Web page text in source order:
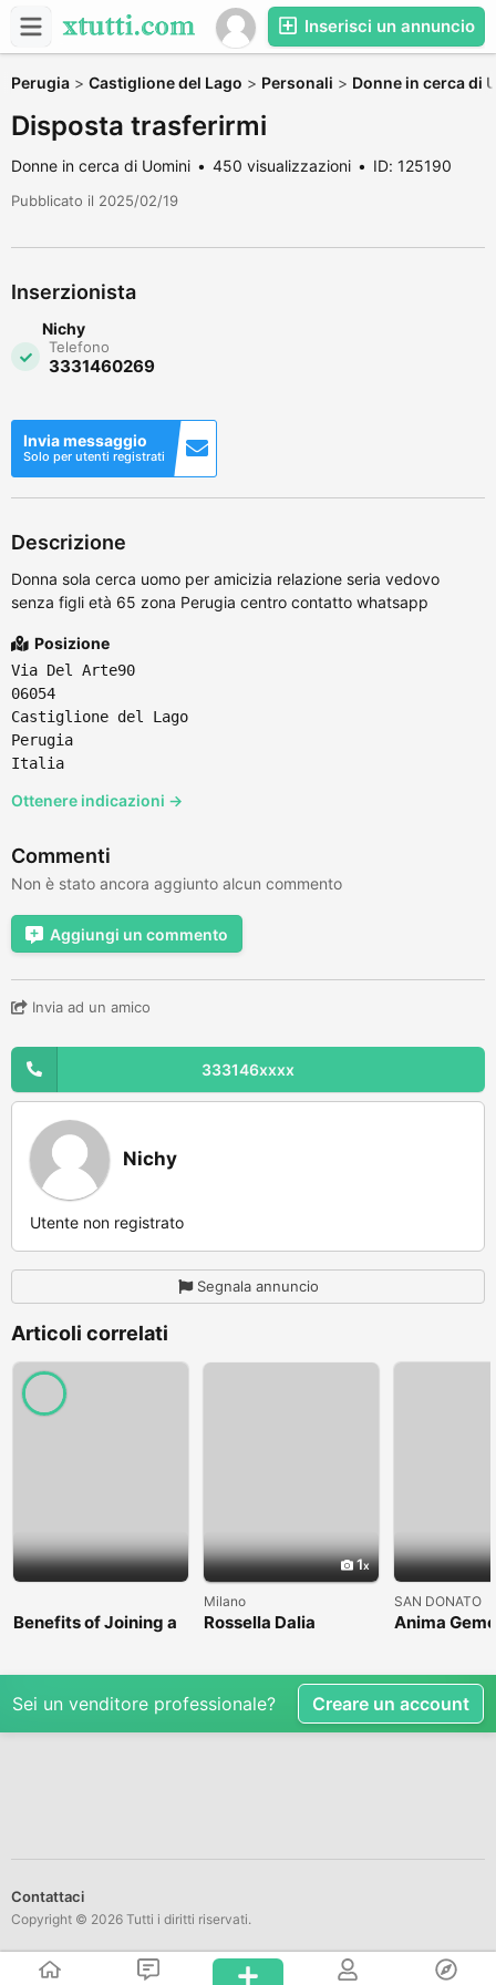
Inserisci un annuncio
Perugia > Castiglione del Lago > Personali > Donne in cerca di
Disposta trasferirmi
Donne in cerca di Uomini 450 visualizzazioni ID: 125190
Pubblicato il 2025/02/19
Inserzionista
Nichy
Telefono
3331460269
Invia messaggio
Solo per utenti registrati
Descrizione
Donna sola cerca uomo per amicizia relazione seria vedovo
senza figli età 65 zona Perugia centro contatto whatsapp
Posizione
Via Del Arte90
06054
Castiglione del Lago
Perugia
Italia
Ottenere indicazioni →
Commenti
Non è stato ancora aggiunto alcun commento
Aggiungi un commento
Invia ad un amico
333146xxxx
Nichy
Utente non registrato
Segnala annuncio
Articoli correlati
Benefits of Joining a
Professional Nasha
1
Milano
Rossella Dalia
SAN DONATO
Anima
Sei un venditore professionale? Creare un account
Contattaci
Copyright © 2026 Tutti i diritti riservati.